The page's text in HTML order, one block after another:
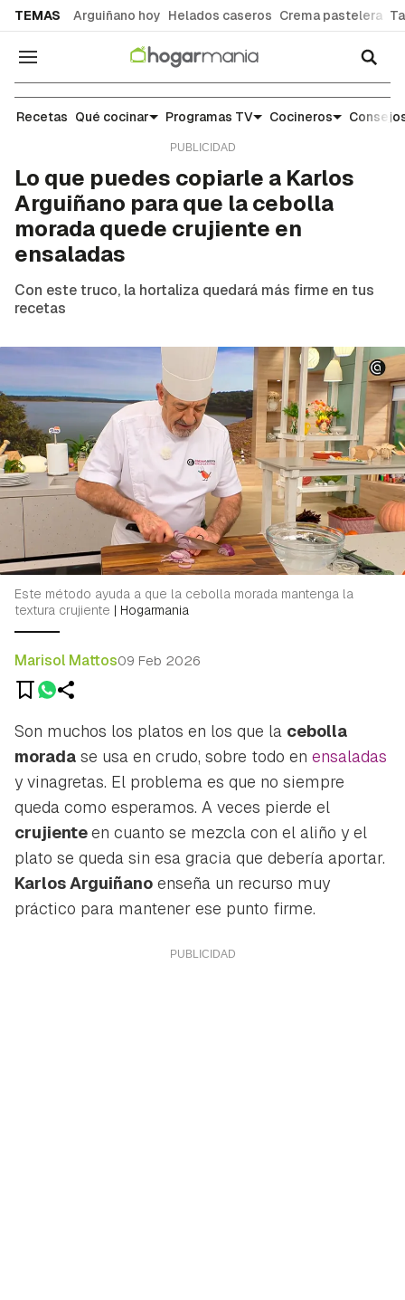
TEMAS Arguiñano hoy Helados caseros Crema pastelera
Navegación
Escuela de cocina: trucos y consejos para el día
Recetas Qué cocinar Programas TV Cocineros
Lo que puedes copiarle a Karlos
Arguiñano para que la cebolla
morada quede crujiente en
ensaladas
Con este truco, la hortaliza quedará más firme en tus
recetas
Este método ayuda a que la cebolla morada mantenga la
textura crujiente | Hogarmania
Marisol Mattos09 Feb 2026
Son muchos los platos en los que la cebolla
morada se usa en crudo, sobre todo en ensaladas
y vinagretas. El problema es que no siempre
queda como esperamos. A veces pierde el
crujienteen cuanto se mezcla con el aliño y el
plato se queda sin esa gracia que debería aportar.
Karlos Arguiñano enseña un recurso muy
práctico para mantener ese punto firme.